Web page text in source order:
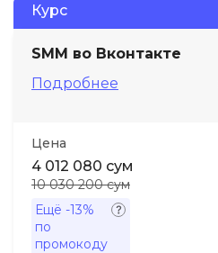
Курс
SMM во Вконтакте
Подробнее
Цена
4 012 080 сум
10 030 200 сум
Ещё -13%
по
промокоду
Soft Skills
ДПО
Детям
Акции и промокоды